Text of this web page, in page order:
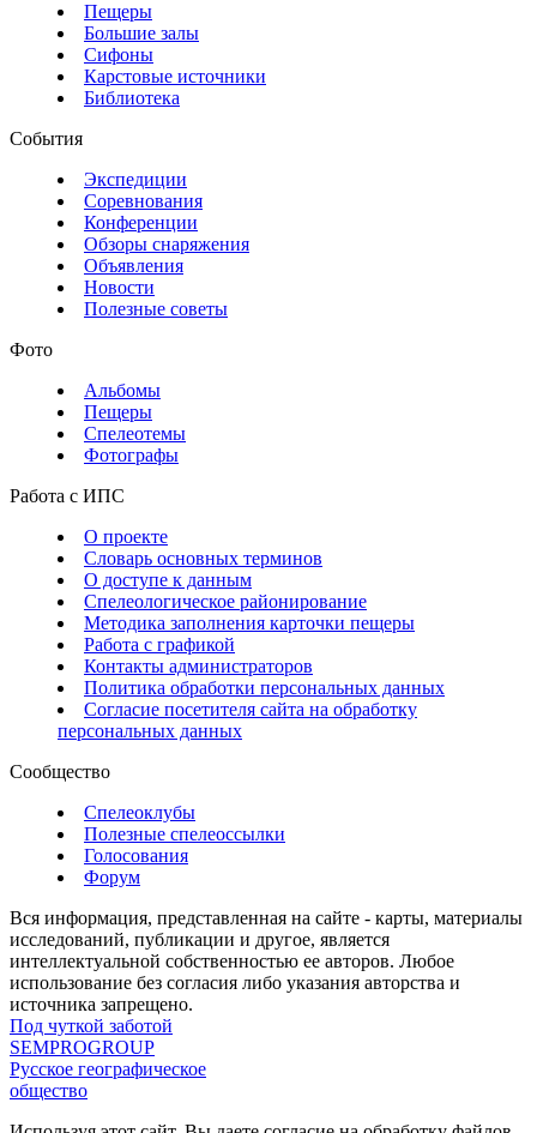
Пещеры
Большие залы
Сифоны
Карстовые источники
Библиотека
События
Экспедиции
Соревнования
Конференции
Обзоры снаряжения
Объявления
Новости
Полезные советы
Фото
Альбомы
Пещеры
Спелеотемы
Фотографы
Работа с ИПС
О проекте
Словарь основных терминов
О доступе к данным
Спелеологическое районирование
Методика заполнения карточки пещеры
Работа с графикой
Контакты администраторов
Политика обработки персональных данных
Согласие посетителя сайта на обработку
персональных данных
Сообщество
Спелеоклубы
Полезные спелеоссылки
Голосования
Форум
Вся информация, представленная на сайте - карты, материалы
исследований, публикации и другое, является
интеллектуальной собственностью ее авторов. Любое
использование без согласия либо указания авторства и
источника запрещено.
Под чуткой заботой
SEMPROGROUP
Русское географическое
общество